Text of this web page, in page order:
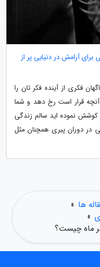
آرامش در دنیایی پر از
فکری از آینده فکر تان را
آنچه قرار است رخ دهد و شما
کوشش نموده اید سالم زندگی
در دوران پیری همچنان مثل
ها »
»
ماه چیست؟